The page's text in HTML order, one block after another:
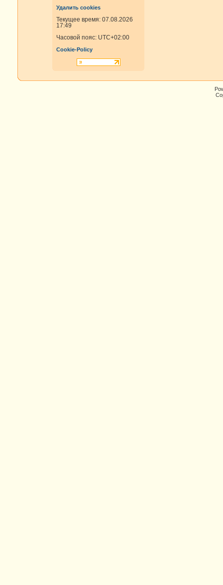
Удалить cookies
Текущее время: 07.08.2026
17:49
Часовой пояс: UTC+02:00
Cookie-Policy